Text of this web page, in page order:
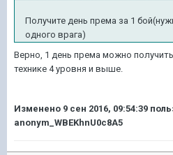
Получите день према за 1
одного врага)
Верно, 1 день према можно
технике 4 уровня и выше.
Изменено 9 сен 2016, 09:54:39
anonym_WBEKhnU0c8A5